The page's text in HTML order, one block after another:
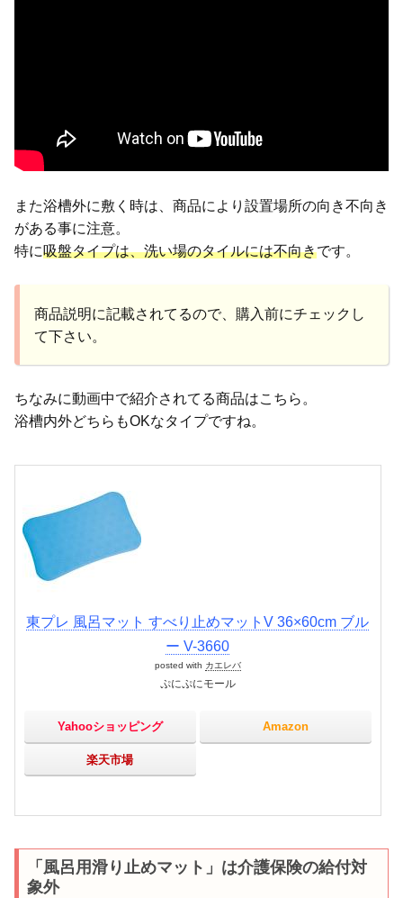
また浴槽外に敷く時は、商品により設置場所の向き不向き
がある事に注意。
特に吸盤タイプは、洗い場のタイルには不向きです。
商品説明に記載されてるので、購入前にチェックし
て下さい。
ちなみに動画中で紹介されてる商品はこちら。
浴槽内外どちらもOKなタイプですね。
東プレ 風呂マット すべり止めマットV 36×60cm ブル
ー V-3660
posted with カエレバ
ぷにぷにモール
Yahooショッピング Amazon
楽天市場
「風呂用滑り止めマット」は介護保険の給付対
象外